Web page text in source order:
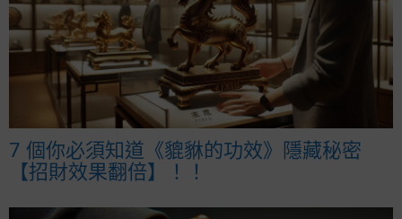
7 個你必須知道《貔貅的功效》隱藏秘密
【招財效果翻倍】！！